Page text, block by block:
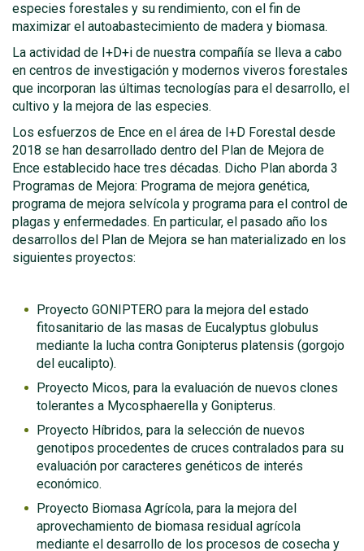
especies forestales y su rendimiento, con el fin de
maximizar el autoabastecimiento de madera y biomasa.
La actividad de I+D+i de nuestra compañía se lleva a cabo
en centros de investigación y modernos viveros forestales
que incorporan las últimas tecnologías para el desarrollo, el
cultivo y la mejora de las especies.
Los esfuerzos de Ence en el área de I+D Forestal desde
2018 se han desarrollado dentro del Plan de Mejora de
Ence establecido hace tres décadas. Dicho Plan aborda 3
Programas de Mejora: Programa de mejora genética,
programa de mejora selvícola y programa para el control de
plagas y enfermedades. En particular, el pasado año los
desarrollos del Plan de Mejora se han materializado en los
siguientes proyectos:
Proyecto GONIPTERO para la mejora del estado
fitosanitario de las masas de Eucalyptus globulus
mediante la lucha contra Gonipterus platensis (gorgojo
del eucalipto).
Proyecto Micos, para la evaluación de nuevos clones
tolerantes a Mycosphaerella y Gonipterus.
Proyecto Híbridos, para la selección de nuevos
genotipos procedentes de cruces contralados para su
evaluación por caracteres genéticos de interés
económico.
Proyecto Biomasa Agrícola, para la mejora del
aprovechamiento de biomasa residual agrícola
mediante el desarrollo de los procesos de cosecha y